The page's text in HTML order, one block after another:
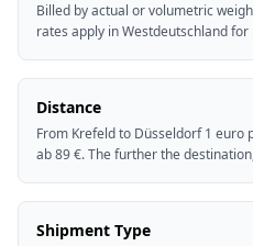
Billed by actual or volumetric
rates apply in Westdeutschland
Distance
From Krefeld to Düsseldorf 1 euro
ab 89 €. The further the
Shipment Type